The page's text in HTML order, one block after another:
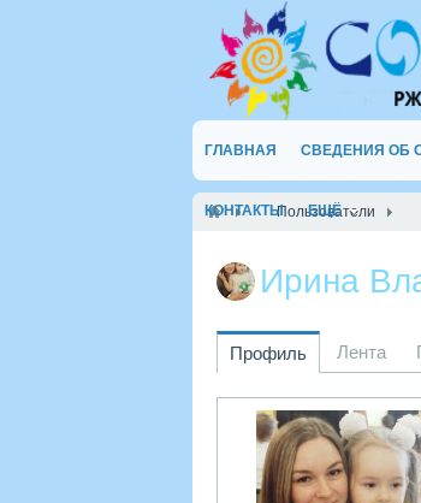
ГЛАВНАЯ СВЕДЕНИЯ ОБ
КОНТАКТЫ ЕЩЁ
Пользователи
Ирина
Профиль Лента